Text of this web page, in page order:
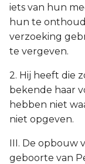
iets van hun
hun te
verzoeking
te vergeven.
2. Hij heeft die
bekende haar
hebben niet
niet opgeven.
III. De opbouw
geboorte van